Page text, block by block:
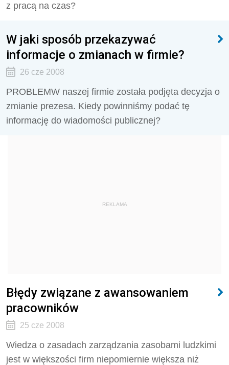
z pracą na czas?
W jaki sposób przekazywać
informacje o zmianach w firmie?
26 cze 2008
PROBLEMW naszej firmie została podjęta decyzja o
zmianie prezesa. Kiedy powinniśmy podać tę
informację do wiadomości publicznej?
REKLAMA
Błędy związane z awansowaniem
pracowników
25 cze 2008
Wiedza o zasadach zarządzania zasobami ludzkimi
jest w większości firm niepomiernie większa niż